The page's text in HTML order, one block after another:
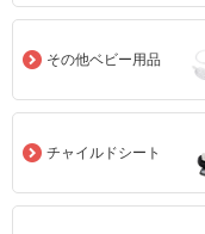
その他ベビー用品
チャイルドシート